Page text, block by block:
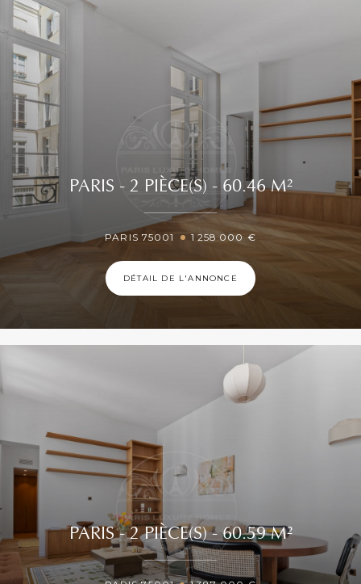
PARIS - 2 PIÈCE(S) - 60.46 M²
PARIS 75001 1 258 000 €
DÉTAIL DE L'ANNONCE
PARIS - 2 PIÈCE(S) - 60.59 M²